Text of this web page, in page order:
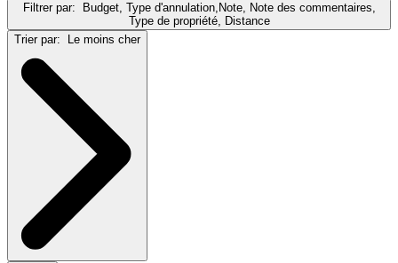
Filtrer par:
Budget, Type d'annulation,Note, Note des commentaires,
Type de propriété, Distance
Trier par:
Le moins cher